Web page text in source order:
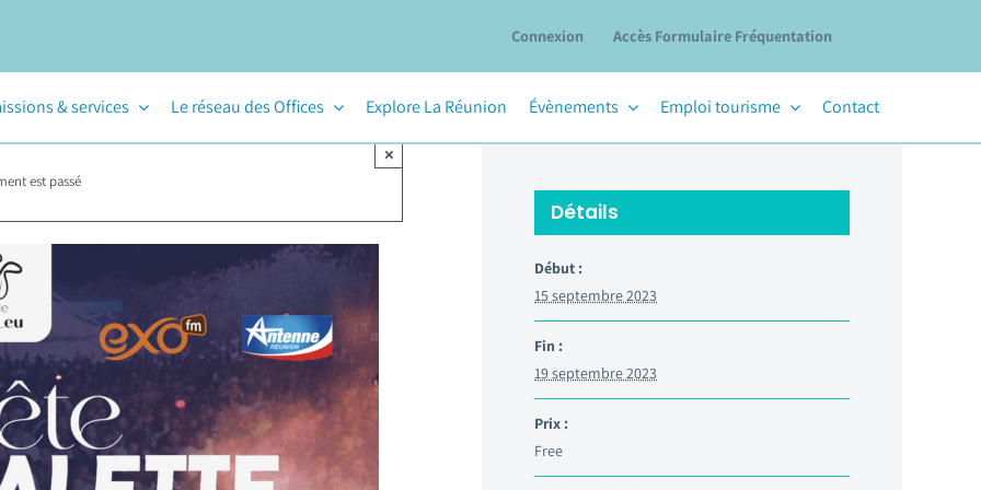
Connexion Accès Formulaire Fréquentation
& services Le réseau des Offices Explore La Réunion Évènements Emploi tourisme Contact
est passé
×
Détails
Début :
15 septembre 2023
Fin :
19 septembre 2023
Prix :
Free